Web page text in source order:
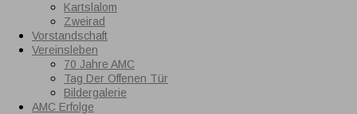
Kartslalom
Zweirad
Vorstandschaft
Vereinsleben
70 Jahre AMC
Tag Der Offenen Tür
Bildergalerie
AMC Erfolge